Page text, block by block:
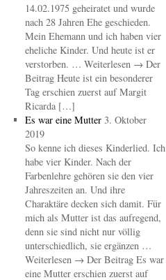
14.02.1975 geheiratet und wurde
nach 28 Jahren Ehe geschieden.
Mein Ehemann und ich haben vier
eheliche Kinder. Und heute ist er
verstorben. … Weiterlesen → Der
Beitrag Heute ist ein besonderer
Tag erschien zuerst auf Margit
Ricarda […]
Es war eine Mutter 3. Oktober
2019
So kenne ich dieses Kinderlied. Ich
habe vier Kinder. Nach der
Farbenlehre gehören sie den vier
Jahreszeiten an. Und ihre
Charaktäre decken sich damit. Für
mich als Mutter ist das aufregend,
denn sie sind nicht nur völlig
unterschiedlich, sie ergänzen …
Weiterlesen → Der Beitrag Es war
eine Mutter erschien zuerst auf